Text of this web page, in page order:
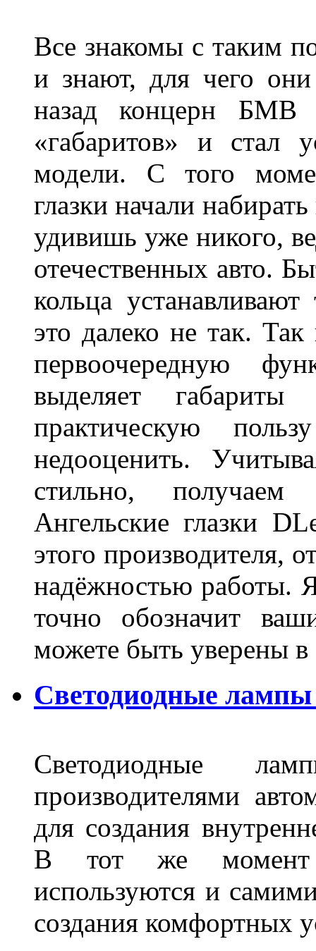
Все знакомы с таким
и знают, для чего
назад концерн БМВ
«габаритов» и стал
модели. С того
глазки начали
удивишь уже никого,
отечественных авто.
кольца
это далеко не так. Так
первоочередную
выделяет
практическую
недооценить.
стильно,
Ангельские глазки
этого производителя,
надёжностью работы.
точно обозначит
можете быть уверены
Светодиодные
Светодиодные
производителями
для создания
В тот же момент
используются и
создания комфортных